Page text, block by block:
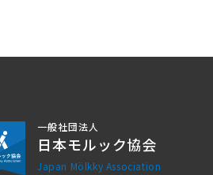
一般社団法人
日本モルック協会
Japan Mölkky Association